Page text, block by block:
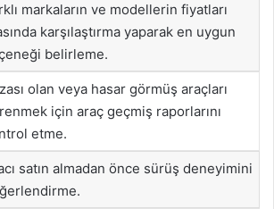
markaların ve modellerin fiyatları
karşılaştırma yaparak en uygun
belirleme.
olan veya hasar görmüş araçları
için araç geçmiş raporlarını
etme.
satın almadan önce sürüş deneyimini